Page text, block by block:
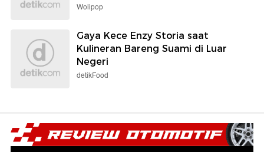
Wolipop
Gaya Kece Enzy Storia saat
Kulineran Bareng Suami di Luar
Negeri
detikFood